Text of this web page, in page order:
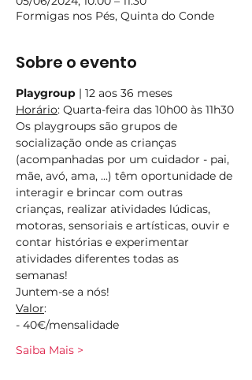
Formigas nos Pés, Quinta do Conde
Sobre o evento
Playgroup | 12 aos 36 meses
Horário: Quarta-feira das 10h00 às 11h30
Os playgroups são grupos de
socialização onde as crianças
(acompanhadas por um cuidador - pai,
mãe, avó, ama, ...) têm oportunidade de
interagir e brincar com outras
crianças, realizar atividades lúdicas,
motoras, sensoriais e artísticas, ouvir e
contar histórias e experimentar
atividades diferentes todas as
semanas!
Juntem-se a nós!
Valor:
- 40€/mensalidade
Saiba Mais >